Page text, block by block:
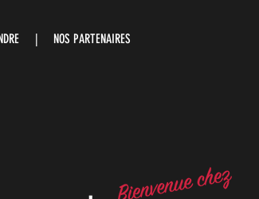
| NOS PARTENAIRES